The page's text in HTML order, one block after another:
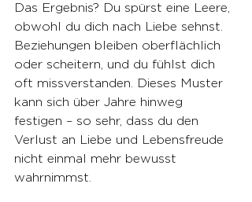
Das Ergebnis? Du spürst eine Leere,
obwohl du dich nach Liebe sehnst.
Beziehungen bleiben oberflächlich
oder scheitern, und du fühlst dich
oft missverstanden. Dieses Muster
kann sich über Jahre hinweg
festigen – so sehr, dass du den
Verlust an Liebe und Lebensfreude
nicht einmal mehr bewusst
wahrnimmst.